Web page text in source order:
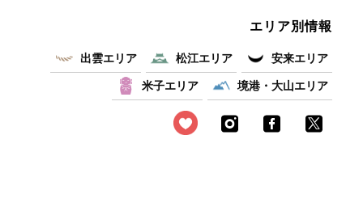
エリア別情報
出雲エリア 松江エリア 安来エリア
米子エリア 境港・大山エリア